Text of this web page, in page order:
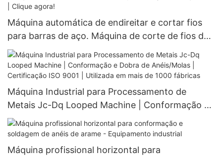
Máquina automática de endireitar e cortar fios
para barras de aço. Máquina de corte de fios de
precisão | Certificação ISO | Clique agora!
Máquina Industrial para Processamento de
Metais Jc-Dq Looped Machine | Conformação e
Dobra de Anéis/Molas | Certificação ISO 9001 |
Utilizada em mais de 1000 fábricas
Máquina profissional horizontal para